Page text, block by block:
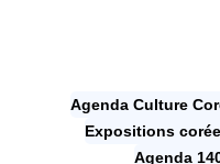
Agenda Culture
Expositions
Agenda